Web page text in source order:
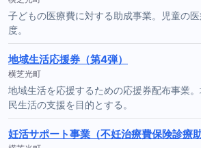
子どもの医療費に対する助成事業。児童の
度。
地域生活応援券（第4弾）
横芝光町
地域生活を応援するための応援券配布事業
民生活の支援を目的とする。
妊活サポート事業（不妊治療費保険診療助